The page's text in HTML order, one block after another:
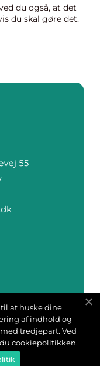
du også, at det
du skal gøre det.
til at huske dine
af indhold og
tredjepart. Ved
cookiepolitikken.